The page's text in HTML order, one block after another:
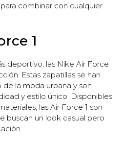
combinar con cualquier
1
deportivo, las Nike Air Force
Estas zapatillas se han
la moda urbana y son
y estilo único. Disponibles
las Air Force 1 son
buscan un look casual pero